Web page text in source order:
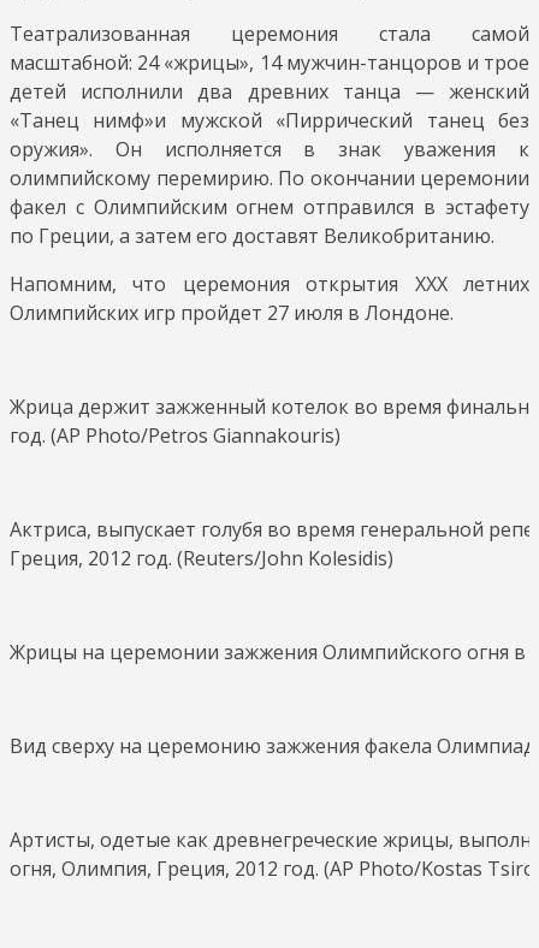
Театрализованная церемония стала самой
масштабной: 24 «жрицы», 14 мужчин-танцоров и трое
детей исполнили два древних танца — женский
«Танец нимф»и мужской «Пиррический танец без
оружия». Он исполняется в знак уважения к
олимпийскому перемирию. По окончании церемонии
факел с Олимпийским огнем отправился в эстафету
по Греции, а затем его доставят Великобританию.
Напомним, что церемония открытия ХХХ летних
Олимпийских игр пройдет 27 июля в Лондоне.
Жрица держит зажженный котелок во время
год. (AP Photo/Petros Giannakouris)
Актриса, выпускает голубя во время генеральной
Греция, 2012 год. (Reuters/John Kolesidis)
Жрицы на церемонии зажжения Олимпийского огня в
Вид сверху на церемонию зажжения факела
Артисты, одетые как древнегреческие жрицы,
огня, Олимпия, Греция, 2012 год. (AP Photo/Kostas